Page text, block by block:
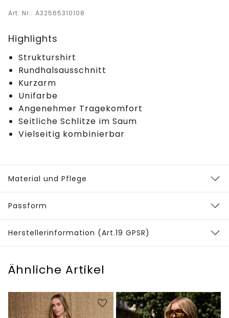
Art. Nr.: A32565310108
Highlights
Strukturshirt
Rundhalsausschnitt
Kurzarm
Unifarbe
Angenehmer Tragekomfort
Seitliche Schlitze im Saum
Vielseitig kombinierbar
Material und Pflege
Passform
Herstellerinformation (Art.19 GPSR)
Ähnliche Artikel